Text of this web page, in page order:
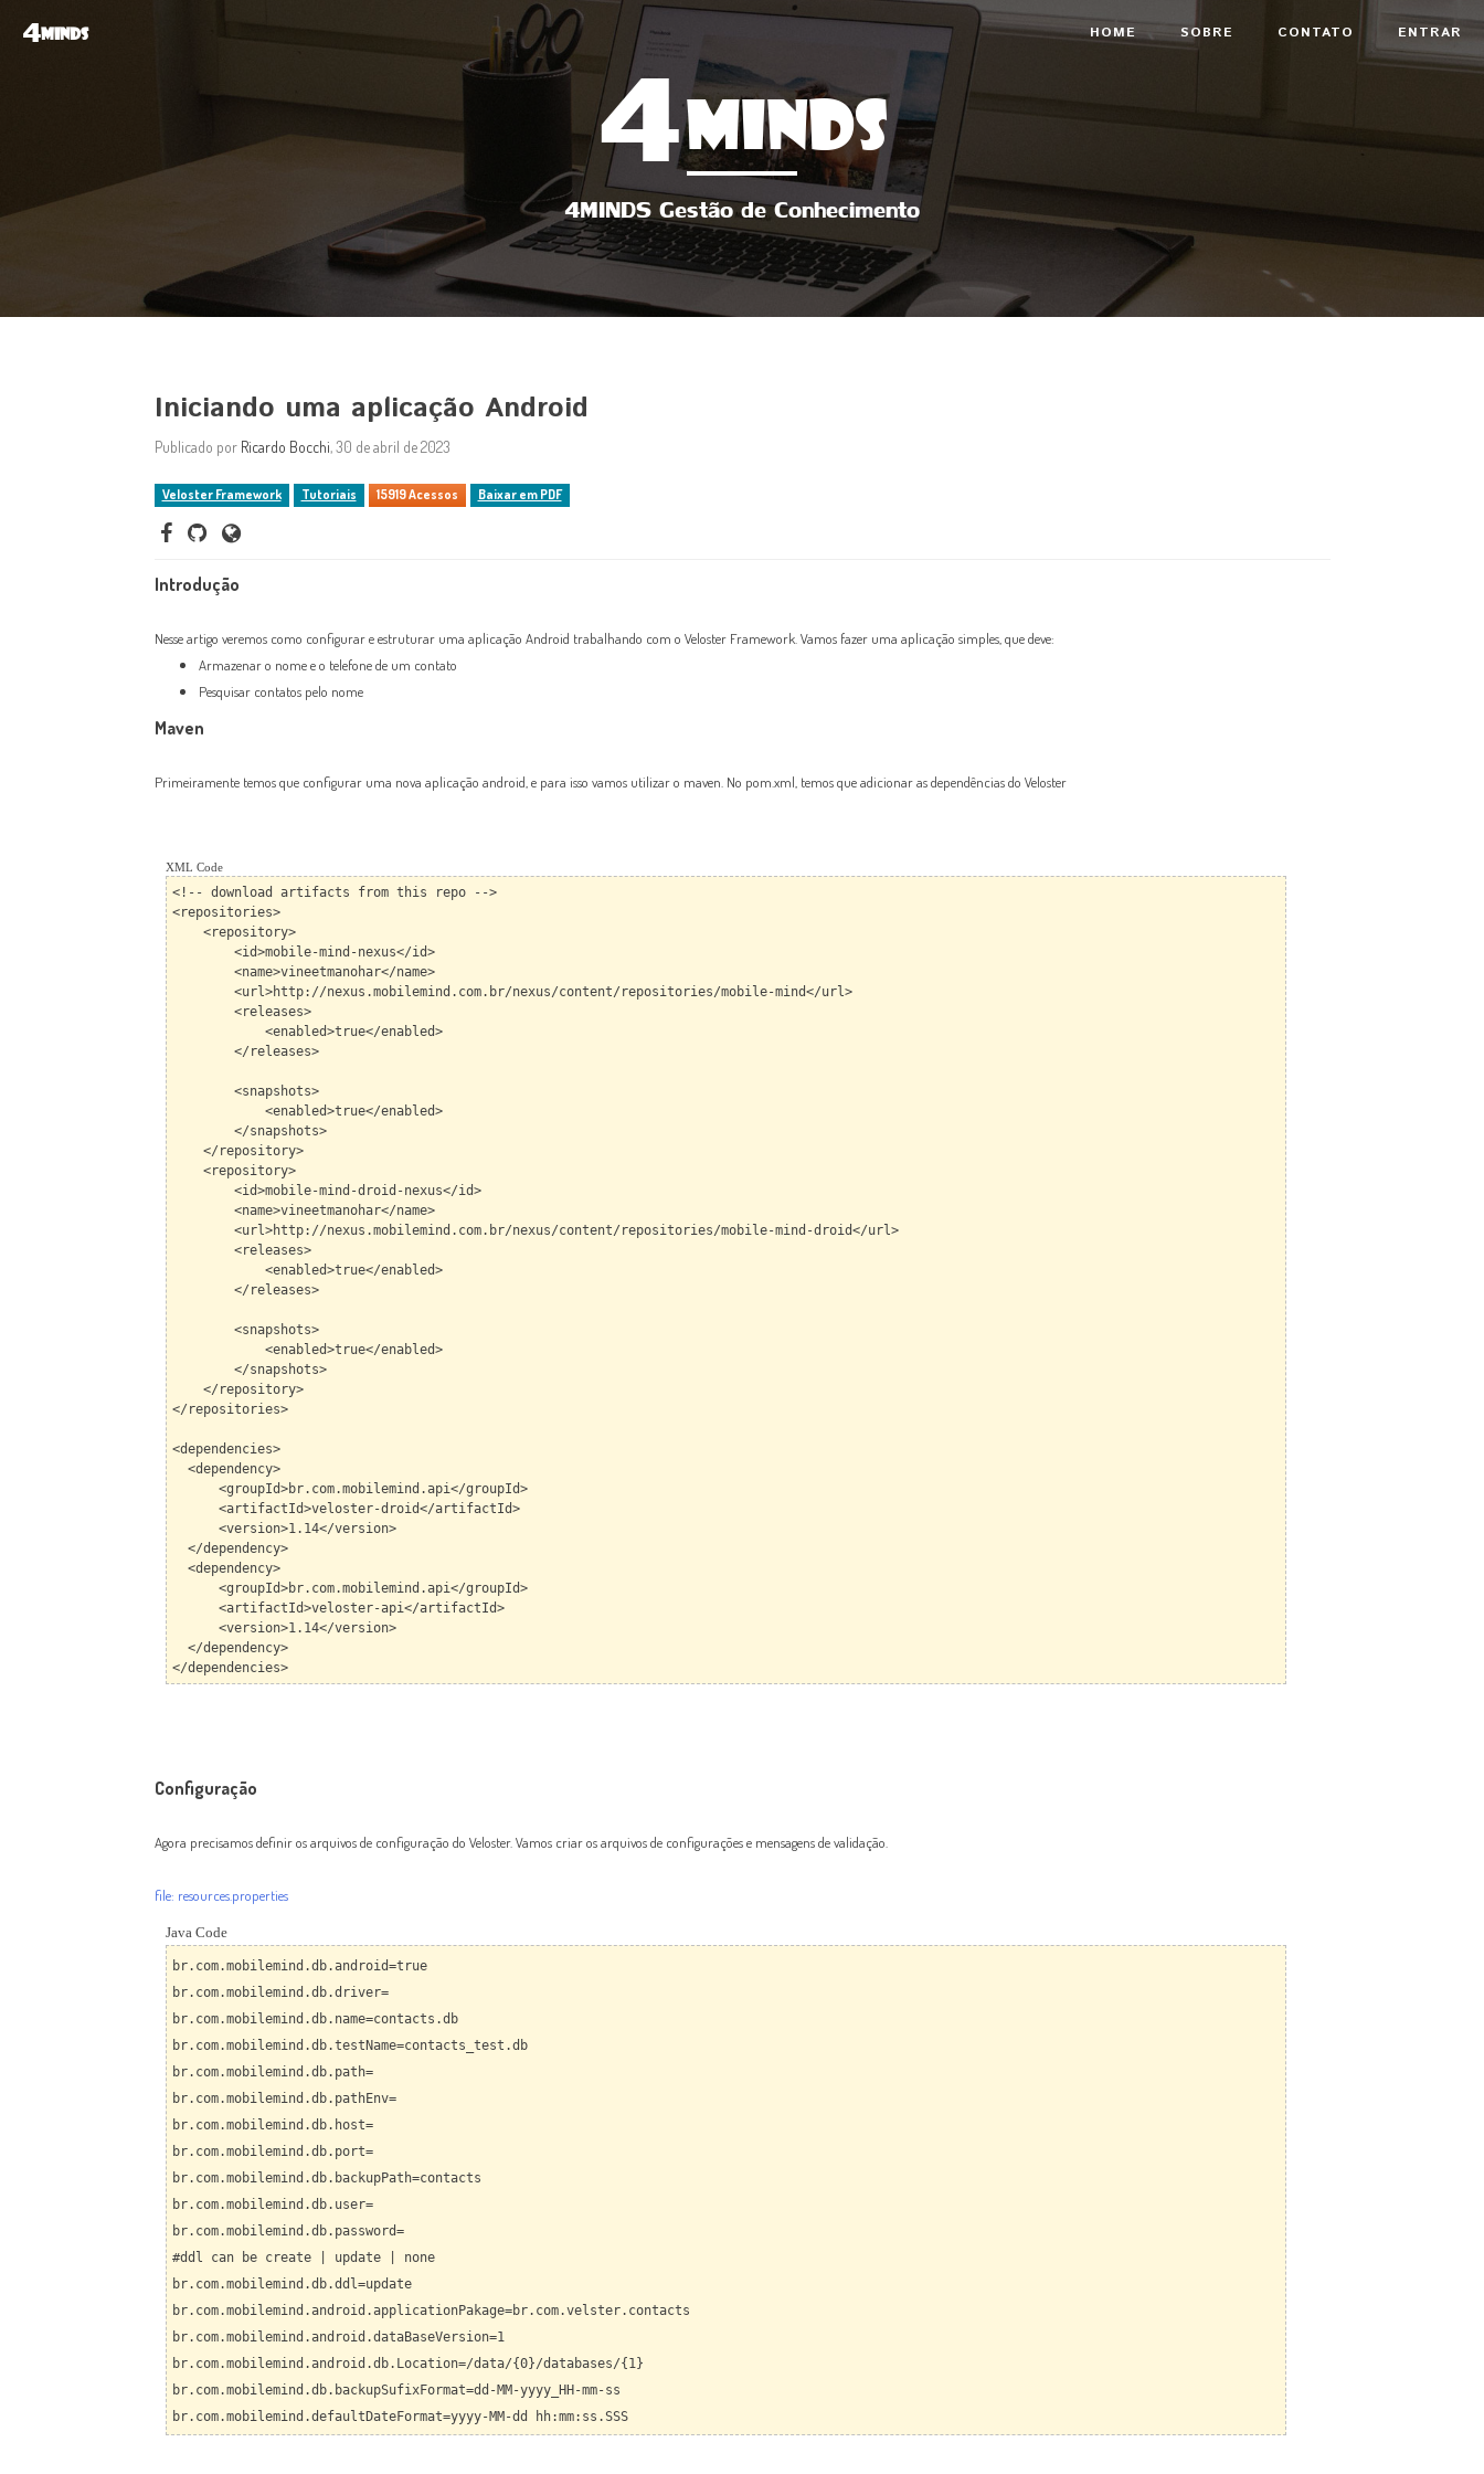
4MINDS HOME SOBRE CONTATO ENTRAR
4MINDS
4MINDS Gestão de Conhecimento
Iniciando uma aplicação Android
Publicado por Ricardo Bocchi, 30 de abril de 2023
Veloster Framework Tutoriais 15919 Acessos Baixar em PDF
Introdução
Nesse artigo veremos como configurar e estruturar uma aplicação Android trabalhando com o Veloster Framework. Vamos fazer uma aplicação simples, que deve:
Armazenar o nome e o telefone de um contato
Pesquisar contatos pelo nome
Maven
Primeiramente temos que configurar uma nova aplicação android, e para isso vamos utilizar o maven. No pom.xml, temos que adicionar as dependências do Veloster
XML Code
<!-- download artifacts from this repo -->
<repositories>
<repository>
<id>mobile-mind-nexus</id>
<name>vineetmanohar</name>
<url>http://nexus.mobilemind.com.br/nexus/content/repositories/mobile-mind</url>
<releases>
<enabled>true</enabled>
</releases>
<snapshots>
<enabled>true</enabled>
</snapshots>
</repository>
<repository>
<id>mobile-mind-droid-nexus</id>
<name>vineetmanohar</name>
<url>http://nexus.mobilemind.com.br/nexus/content/repositories/mobile-mind-droid</url>
<releases>
<enabled>true</enabled>
</releases>
<snapshots>
<enabled>true</enabled>
</snapshots>
</repository>
</repositories>
<dependencies>
<dependency>
<groupId>br.com.mobilemind.api</groupId>
<artifactId>veloster-droid</artifactId>
<version>1.14</version>
</dependency>
<dependency>
<groupId>br.com.mobilemind.api</groupId>
<artifactId>veloster-api</artifactId>
<version>1.14</version>
</dependency>
</dependencies>
Configuração
Agora precisamos definir os arquivos de configuração do Veloster. Vamos criar os arquivos de configurações e mensagens de validação.
file: resources.properties
Java Code
br.com.mobilemind.db.android=true
br.com.mobilemind.db.driver=
br.com.mobilemind.db.name=contacts.db
br.com.mobilemind.db.testName=contacts _test.db
br.com.mobilemind.db.path=
br.com.mobilemind.db.pathEnv=
br.com.mobilemind.db.host=
br.com.mobilemind.db.port=
br.com.mobilemind.db.backupPath=contacts
br.com.mobilemind.db.user=
br.com.mobilemind.db.password=
#ddl can be create | update | none
br.com.mobilemind.db.ddl=update
br.com.mobilemind.android.applicationPakage=br.com.velster.contacts
br.com.mobilemind.android.dataBaseVersion=1
br.com.mobilemind.android.db.Location=/data/{0}/databases/{1}
br.com.mobilemind.db.backupSufixFormat=dd-MM-yyyy_HH-mm-ss
br.com.mobilemind.defaultDateFormat=yyyy-MM-dd hh:mm:ss.SSS